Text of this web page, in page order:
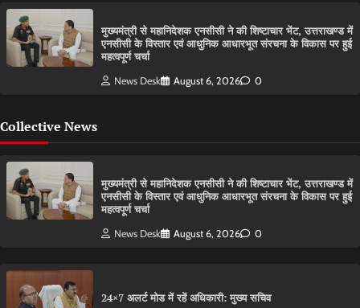
मुख्यमंत्री से महानिदेशक एनसीसी ने की शिष्टाचार भेंट, उत्तराखण्ड में
एनसीसी के विस्तार एवं आधुनिक आधारभूत संरचना के विकास पर हुई
महत्वपूर्ण चर्चा
News Desk August 6, 2026 0
Collective News
मुख्यमंत्री से महानिदेशक एनसीसी ने की शिष्टाचार भेंट, उत्तराखण्ड में
एनसीसी के विस्तार एवं आधुनिक आधारभूत संरचना के विकास पर हुई
महत्वपूर्ण चर्चा
News Desk August 6, 2026 0
24×7 अलर्ट मोड में रहें अधिकारी: मुख्य सचिव